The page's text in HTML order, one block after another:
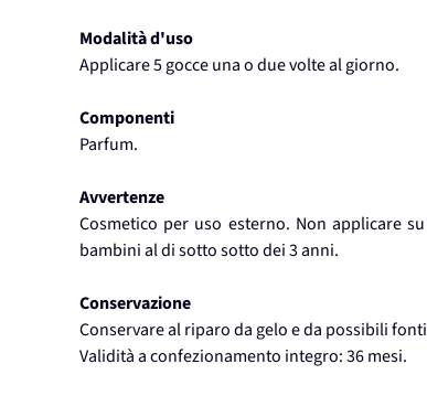
Modalità d'uso
Applicare 5 gocce una o due volte al giorno.
Componenti
Parfum.
Avvertenze
Cosmetico per uso esterno. Non applicare
bambini al di sotto sotto dei 3 anni.
Conservazione
Conservare al riparo da gelo e da possibili
Validità a confezionamento integro: 36 mesi.